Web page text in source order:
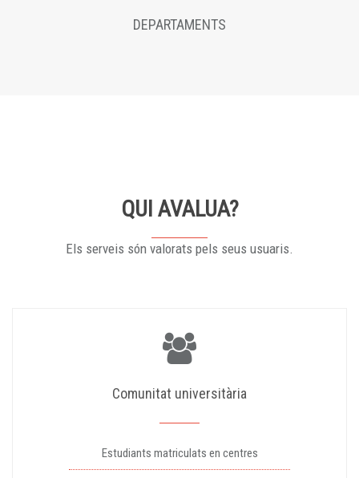
DEPARTAMENTS
QUI AVALUA?
Els serveis són valorats pels seus usuaris.
Comunitat universitària
Estudiants matriculats en centres